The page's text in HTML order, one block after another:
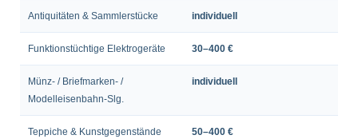
Antiquitäten & Sammlerstücke individuell
Funktionstüchtige Elektrogeräte 30–400 €
Münz- / Briefmarken- /
Modelleisenbahn-Slg.
individuell
Teppiche & Kunstgegenstände 50–400 €